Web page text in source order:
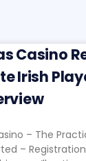
Casino
Irish
– The
–